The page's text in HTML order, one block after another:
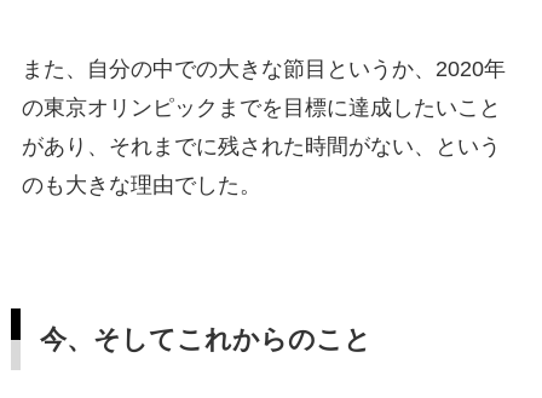
また、自分の中での大きな節目というか、2020年
の東京オリンピックまでを目標に達成したいこと
があり、それまでに残された時間がない、という
のも大きな理由でした。
今、そしてこれからのこと